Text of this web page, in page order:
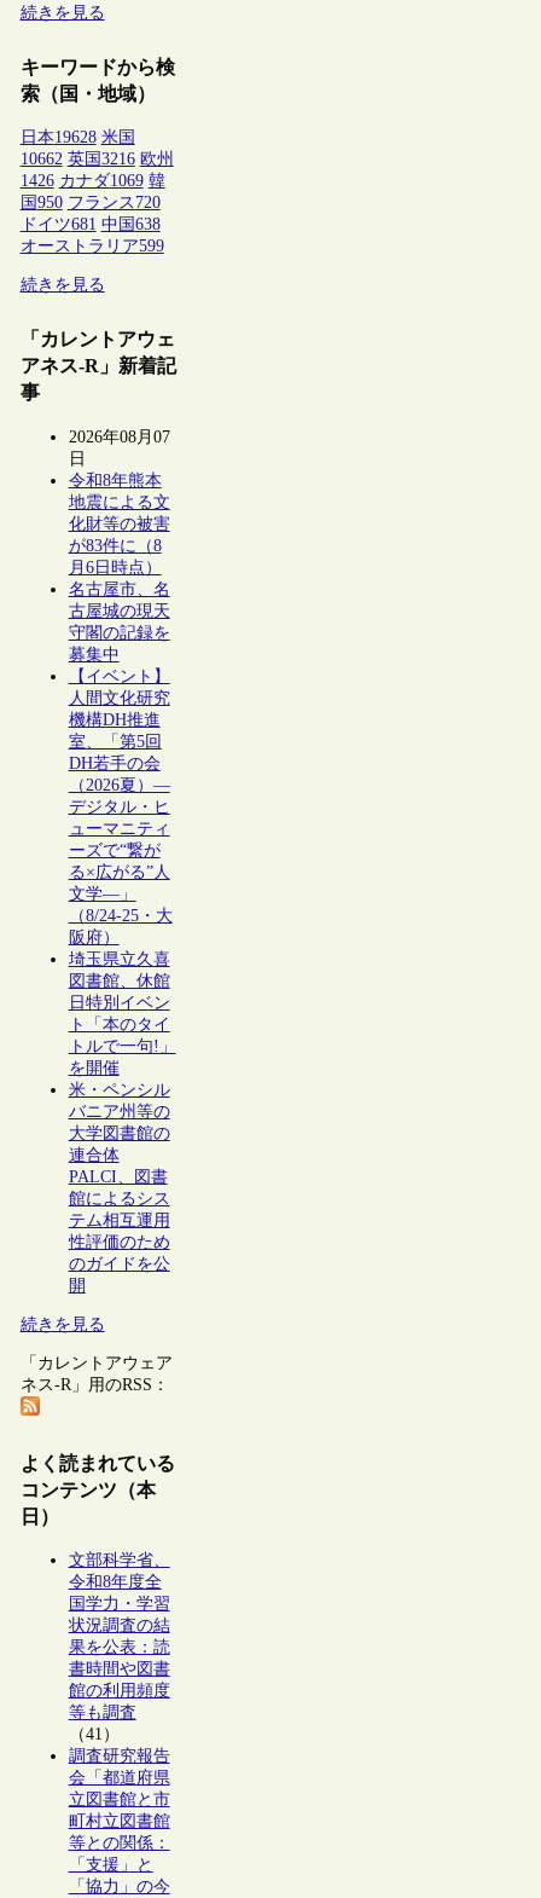
続きを見る
キーワードから検
索（国・地域）
日本19628 米国
10662 英国 3216 欧州
1426 カナダ1069 韓
国 950 フランス 720
ドイツ681 中国 638
オーストラリア599
続きを見る
「カレントアウェ
アネス-R」新着記
事
2026年08月07
日
令和8年熊本
地震による文
化財等の被害
が83件に（8
月6日時点）
名古屋市、名
古屋城の現天
守閣の記録を
募集中
【イベント】
人間文化研究
機構DH推進
室、「第5回
DH若手の会
（2026夏）―
デジタル・ヒ
ューマニティ
ーズで“繋が
る×広がる”人
文学―」
（8/24-25・大
阪府）
埼玉県立久喜
図書館、休館
日特別イベン
ト「本のタイ
トルで一句!」
を開催
米・ペンシル
バニア州等の
大学図書館の
連合体
PALCI、図書
館によるシス
テム相互運用
性評価のため
のガイドを公
開
続きを見る
「カレントアウェア
ネス-R」用のRSS：
よく読まれている
コンテンツ（本
日）
文部科学省、
令和8年度全
国学力・学習
状況調査の結
果を公表：読
書時間や図書
館の利用頻度
等も調査
（41）
調査研究報告
会「都道府県
立図書館と市
町村立図書館
等との関係：
「支援」と
「協力」の今